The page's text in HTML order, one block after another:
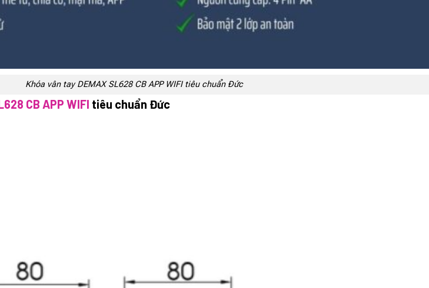
Khóa vân tay DEMAX SL628 CB APP WIFI tiêu chuẩn Đức
CB APP WIFI tiêu chuẩn Đức